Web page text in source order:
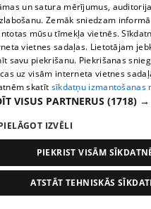
TВ-программа
Условия договора
360 Ziņu kontakti
Helio Media
Служба помощи портала: э-
All rights reserved.
Новости Искать
un satura mērījumus,
Zemāk sniedzam
mūsu tīmekļa vietnēs.
vietnes sadaļas. Lietotājam
savu piekrišanu. Piekrišanas
uz visām interneta vietnes
skatīt sīkdatņu izmantošanas
VISUS PARTNERUS (1718) →
IZVĒLI
PIEKRIST VISĀM
ATSTĀT TEHNISKĀS